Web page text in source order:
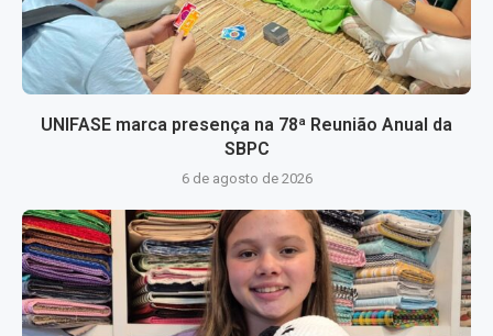
UNIFASE marca presença na 78ª Reunião Anual da
SBPC
6 de agosto de 2026